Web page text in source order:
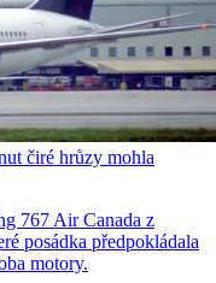
čiré hrůzy mohla
767 Air Canada z
posádka předpokládala
motory.